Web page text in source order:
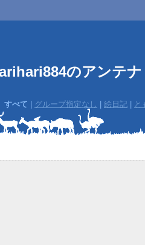
のアンテナ
すべて グループ指定なし 絵日記 と